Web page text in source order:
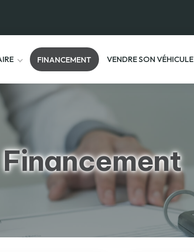
FINANCEMENT VENDRE SON VÉHICULE
Financement